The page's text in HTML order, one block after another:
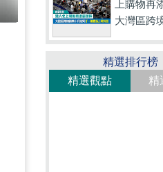
上購物再
大灣區跨
精選排行榜
精選觀點
精